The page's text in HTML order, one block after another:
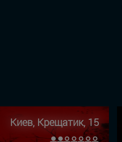
Киев, Крещатик, 15